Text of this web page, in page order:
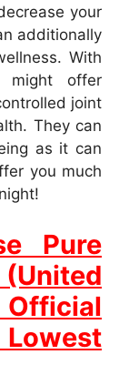
your
additionally
With
might offer
joint
They can
as it can
you much
Pure
(United